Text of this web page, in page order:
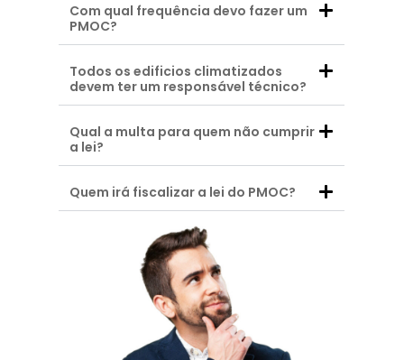
Com qual frequência devo fazer um
PMOC?
Todos os edificios climatizados
devem ter um responsável técnico?
Qual a multa para quem não cumprir
a lei?
Quem irá fiscalizar a lei do PMOC?